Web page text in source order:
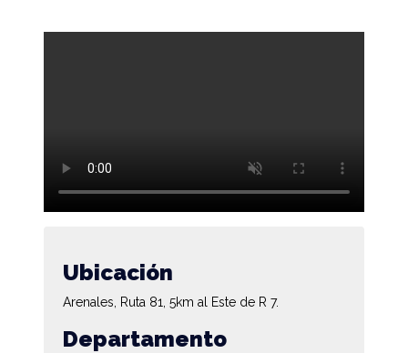
Ubicación
Arenales, Ruta 81, 5km al Este de R 7.
Departamento